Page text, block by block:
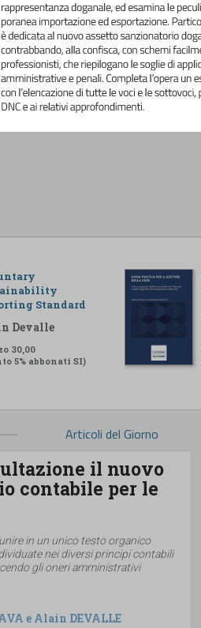
Standard
Devalle
30,00
5% abbonati SI)
Articoli del Giorno
il nuovo
contabile per le
in un unico testo organico
nei diversi principi contabili
gli oneri amministrativi
e Alain DEVALLE